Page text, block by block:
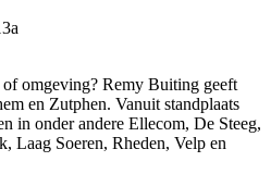
omgeving? Remy Buiting geeft
en Zutphen. Vanuit standplaats
in onder andere Ellecom, De Steeg,
Laag Soeren, Rheden, Velp en